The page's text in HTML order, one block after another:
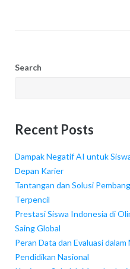
Search
Recent Posts
Dampak Negatif AI untuk
Depan Karier
Tantangan dan Solusi
Terpencil
Prestasi Siswa Indonesia di
Saing Global
Peran Data dan Evaluasi
Pendidikan Nasional